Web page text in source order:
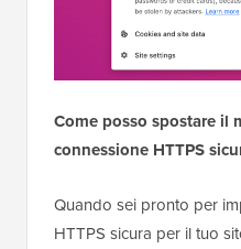
Come posso spostare il
connessione HTTPS
Quando sei pronto per
HTTPS sicura per il tuo